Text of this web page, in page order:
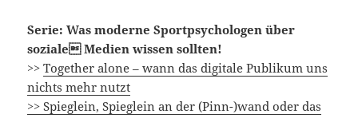
Serie: Was moderne Sportpsychologen über
soziale Medien wissen sollten!
>>Together alone – wann das digitale Publikum uns
nichts mehr nutzt
>> Spieglein, Spieglein an der (Pinn-)wand oder das